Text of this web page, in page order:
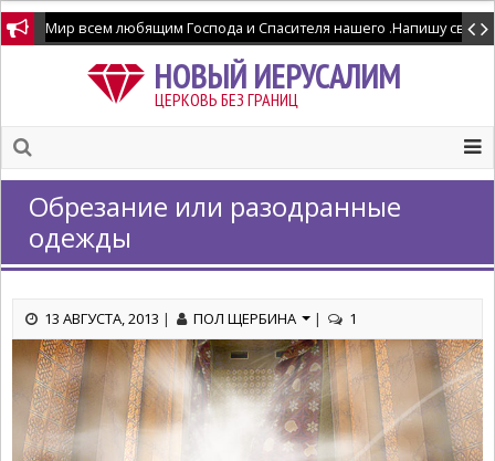
Мир всем любящим Господа и Спасителя нашего .Напишу
НОВЫЙ ИЕРУСАЛИМ
ЦЕРКОВЬ БЕЗ ГРАНИЦ
Обрезание или разодранные
одежды
13 АВГУСТА, 2013 | ПОЛ ЩЕРБИНА | 1